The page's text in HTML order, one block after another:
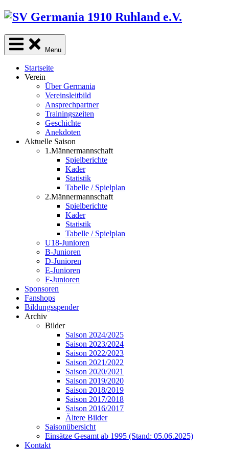
Skip
content
Menu
Startseite
Verein
Über Germania
Vereinsleitbild
Ansprechpartner
Trainingszeiten
Geschichte
Anekdoten
Aktuelle Saison
1.Männermannschaft
Spielberichte
Kader
Statistik
Tabelle / Spielplan
2.Männermannschaft
Spielberichte
Kader
Statistik
Tabelle / Spielplan
U18-Junioren
B-Junioren
D-Junioren
E-Junioren
F-Junioren
Sponsoren
Fanshops
Bildungsspender
Archiv
Bilder
Saison 2024/2025
Saison 2023/2024
Saison 2022/2023
Saison 2021/2022
Saison 2020/2021
Saison 2019/2020
Saison 2018/2019
Saison 2017/2018
Saison 2016/2017
Ältere Bilder
Saisonübersicht
Einsätze Gesamt ab 1995 (Stand: 05.06.2025)
Kontakt